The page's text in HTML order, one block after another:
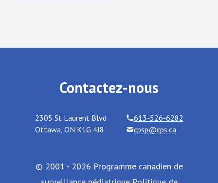
Contactez-nous
2305 St Laurent Blvd
Ottawa, ON K1G 4J8
613-526-6282
cpsp@cps.ca
© 2001 - 2026 Programme canadien de